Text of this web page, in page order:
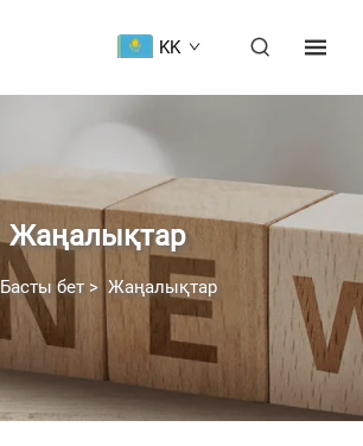
KK
Жаңалықтар
Басты бет > Жаңалықтар